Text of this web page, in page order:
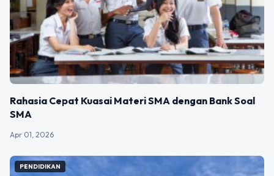
Rahasia Cepat Kuasai Materi SMA dengan Bank Soal
SMA
Apr 01, 2026
PENDIDIKAN